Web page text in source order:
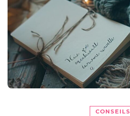
CONSEILS